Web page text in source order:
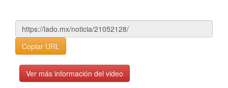
Copiar URL
Ver más información del video